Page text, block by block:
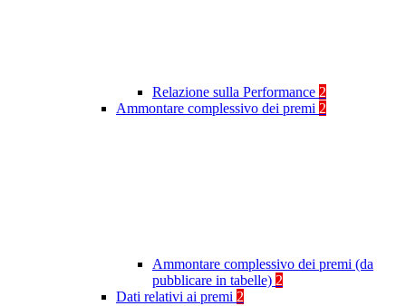
Relazione sulla Performance 2
Ammontare complessivo dei premi 2
Ammontare complessivo dei premi (da
pubblicare in tabelle) 2
Dati relativi ai premi 2